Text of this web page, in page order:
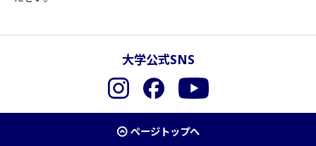
大学公式SNS
InstagramFacebookYouTube
ページトップへ